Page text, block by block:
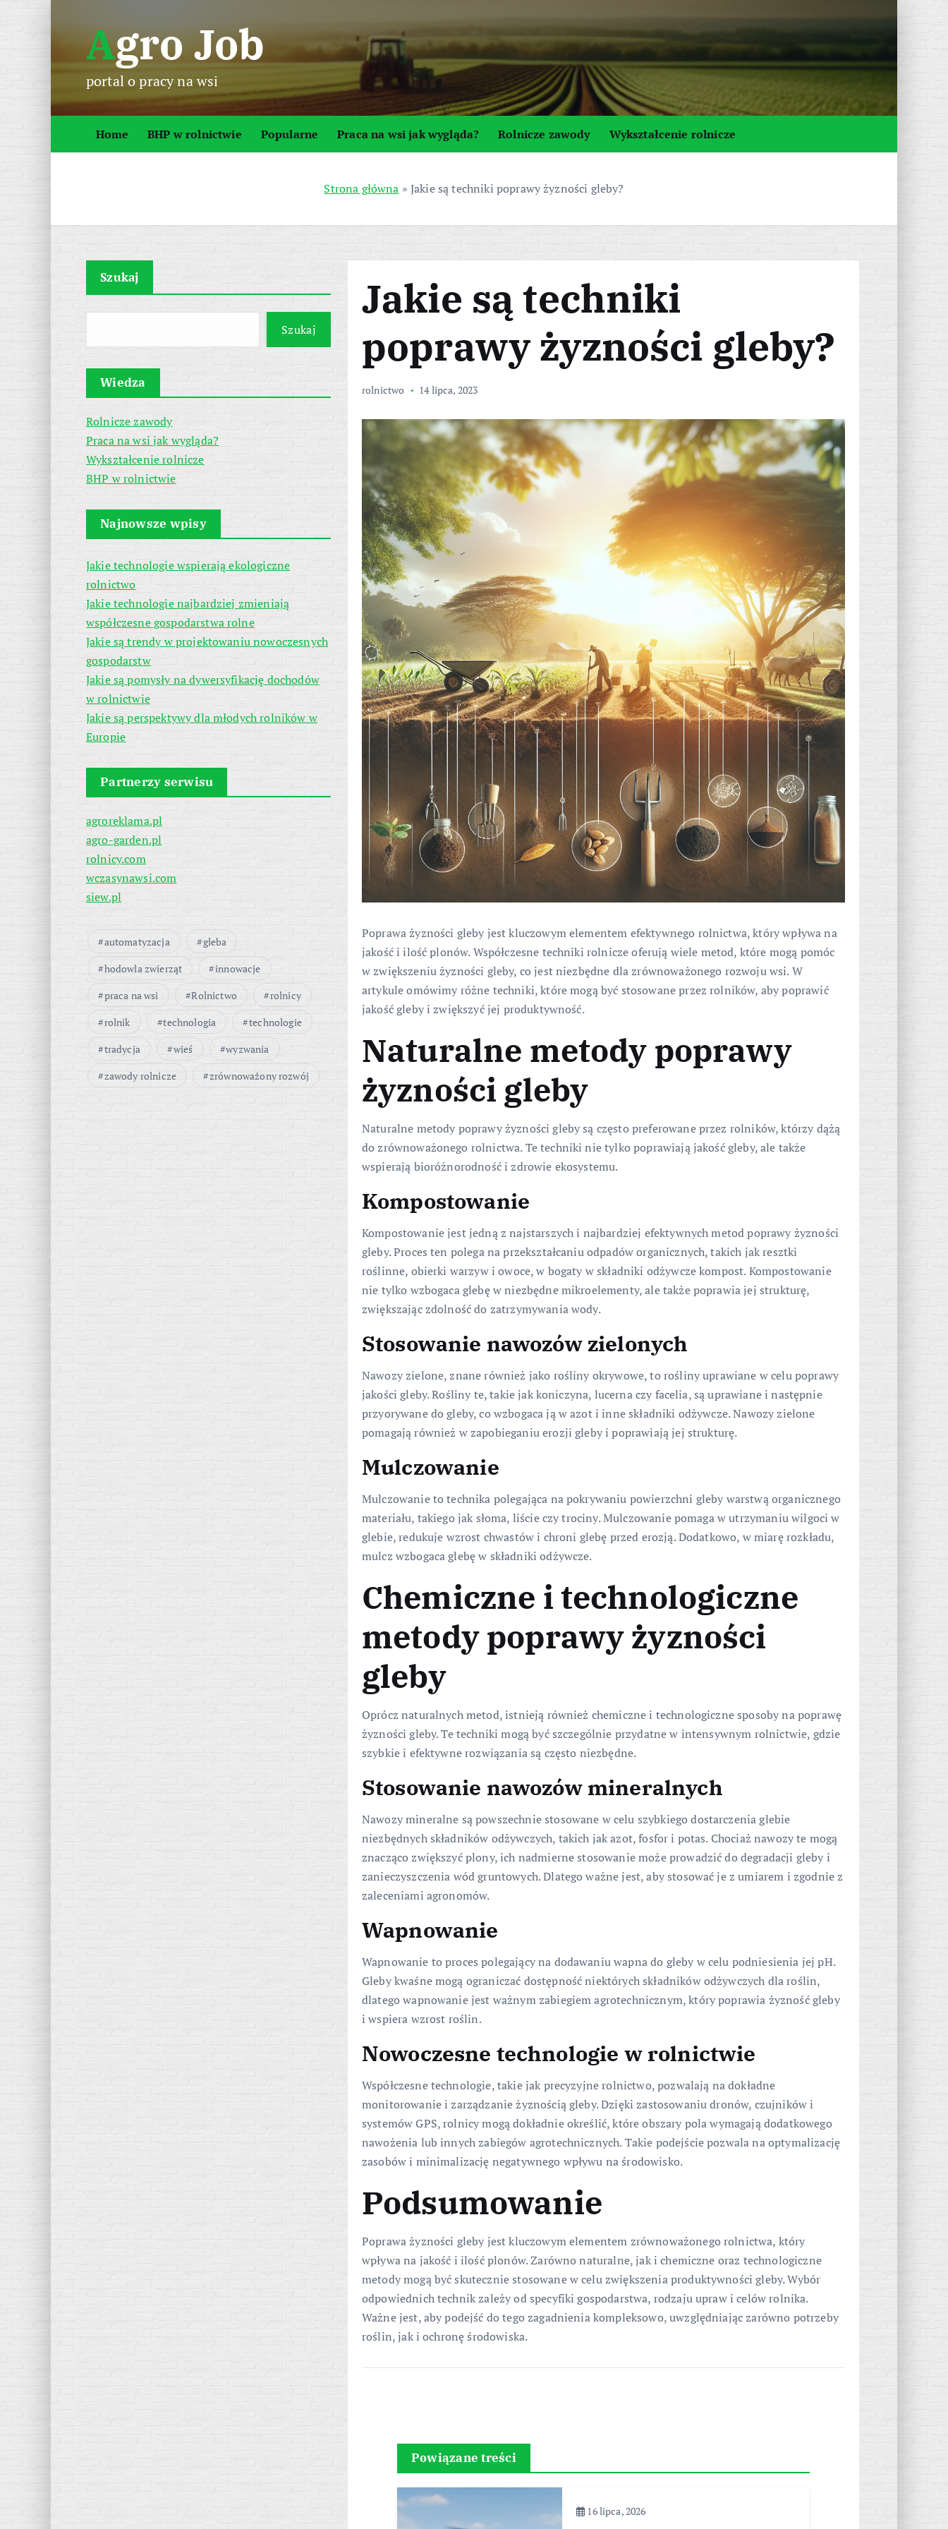
p
o
Agro Job
portal o pracy na wsi
Home BHP w rolnictwie Popularne Praca na wsi jak wygląda? Rolnicze zawody Wykształcenie rolnicze
Strona główna » Jakie są techniki poprawy żyzności gleby?
Szukaj
Szukaj
Wiedza
Rolnicze zawody
Praca na wsi jak wygląda?
Wykształcenie rolnicze
BHP w rolnictwie
Najnowsze wpisy
Jakie technologie wspierają ekologiczne
rolnictwo
Jakie technologie najbardziej zmieniają
współczesne gospodarstwa rolne
Jakie są trendy w projektowaniu nowoczesnych
gospodarstw
Jakie są pomysły na dywersyfikację dochodów
w rolnictwie
Jakie są perspektywy dla młodych rolników w
Europie
Partnerzy serwisu
agroreklama.pl
agro-garden.pl
rolnicy.com
wczasynawsi.com
siew.pl
automatyzacja
gleba
hodowla zwierząt
innowacje
praca na wsi
Rolnictwo
rolnicy
rolnik
technologia
technologie
tradycja
wieś
wyzwania
zawody rolnicze
zrównoważony rozwój
Jakie są techniki
poprawy żyzności gleby?
rolnictwo 14 lipca, 2023
Poprawa żyzności gleby jest kluczowym elementem efektywnego rolnictwa, który wpływa na
jakość i ilość plonów. Współczesne techniki rolnicze oferują wiele metod, które mogą pomóc
w zwiększeniu żyzności gleby, co jest niezbędne dla zrównoważonego rozwoju wsi. W
artykule omówimy różne techniki, które mogą być stosowane przez rolników, aby poprawić
jakość gleby i zwiększyć jej produktywność.
Naturalne metody poprawy
żyzności gleby
Naturalne metody poprawy żyzności gleby są często preferowane przez rolników, którzy dążą
do zrównoważonego rolnictwa. Te techniki nie tylko poprawiają jakość gleby, ale także
wspierają bioróżnorodność i zdrowie ekosystemu.
Kompostowanie
Kompostowanie jest jedną z najstarszych i najbardziej efektywnych metod poprawy żyzności
gleby. Proces ten polega na przekształcaniu odpadów organicznych, takich jak resztki
roślinne, obierki warzyw i owoce, w bogaty w składniki odżywcze kompost. Kompostowanie
nie tylko wzbogaca glebę w niezbędne mikroelementy, ale także poprawia jej strukturę,
zwiększając zdolność do zatrzymywania wody.
Stosowanie nawozów zielonych
Nawozy zielone, znane również jako rośliny okrywowe, to rośliny uprawiane w celu poprawy
jakości gleby. Rośliny te, takie jak koniczyna, lucerna czy facelia, są uprawiane i następnie
przyorywane do gleby, co wzbogaca ją w azot i inne składniki odżywcze. Nawozy zielone
pomagają również w zapobieganiu erozji gleby i poprawiają jej strukturę.
Mulczowanie
Mulczowanie to technika polegająca na pokrywaniu powierzchni gleby warstwą organicznego
materiału, takiego jak słoma, liście czy trociny. Mulczowanie pomaga w utrzymaniu wilgoci w
glebie, redukuje wzrost chwastów i chroni glebę przed erozją. Dodatkowo, w miarę rozkładu,
mulcz wzbogaca glebę w składniki odżywcze.
Chemiczne i technologiczne
metody poprawy żyzności
gleby
Oprócz naturalnych metod, istnieją również chemiczne i technologiczne sposoby na poprawę
żyzności gleby. Te techniki mogą być szczególnie przydatne w intensywnym rolnictwie, gdzie
szybkie i efektywne rozwiązania są często niezbędne.
Stosowanie nawozów mineralnych
Nawozy mineralne są powszechnie stosowane w celu szybkiego dostarczenia glebie
niezbędnych składników odżywczych, takich jak azot, fosfor i potas. Chociaż nawozy te mogą
znacząco zwiększyć plony, ich nadmierne stosowanie może prowadzić do degradacji gleby i
zanieczyszczenia wód gruntowych. Dlatego ważne jest, aby stosować je z umiarem i zgodnie z
zaleceniami agronomów.
Wapnowanie
Wapnowanie to proces polegający na dodawaniu wapna do gleby w celu podniesienia jej pH.
Gleby kwaśne mogą ograniczać dostępność niektórych składników odżywczych dla roślin,
dlatego wapnowanie jest ważnym zabiegiem agrotechnicznym, który poprawia żyzność gleby
i wspiera wzrost roślin.
Nowoczesne technologie w rolnictwie
Współczesne technologie, takie jak precyzyjne rolnictwo, pozwalają na dokładne
monitorowanie i zarządzanie żyznością gleby. Dzięki zastosowaniu dronów, czujników i
systemów GPS, rolnicy mogą dokładnie określić, które obszary pola wymagają dodatkowego
nawożenia lub innych zabiegów agrotechnicznych. Takie podejście pozwala na optymalizację
zasobów i minimalizację negatywnego wpływu na środowisko.
Podsumowanie
Poprawa żyzności gleby jest kluczowym elementem zrównoważonego rolnictwa, który
wpływa na jakość i ilość plonów. Zarówno naturalne, jak i chemiczne oraz technologiczne
metody mogą być skutecznie stosowane w celu zwiększenia produktywności gleby. Wybór
odpowiednich technik zależy od specyfiki gospodarstwa, rodzaju upraw i celów rolnika.
Ważne jest, aby podejść do tego zagadnienia kompleksowo, uwzględniając zarówno potrzeby
roślin, jak i ochronę środowiska.
Powiązane treści
16 lipca, 2026